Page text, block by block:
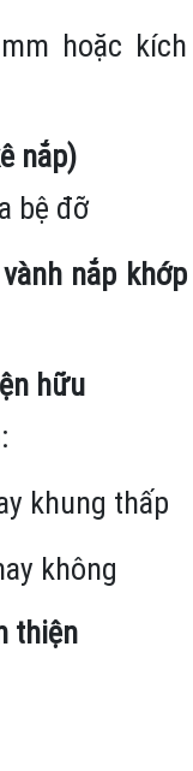
hoặc kích
nắp)
bệ đỡ
vành nắp khớp
hữu
khung thấp
không
thiện